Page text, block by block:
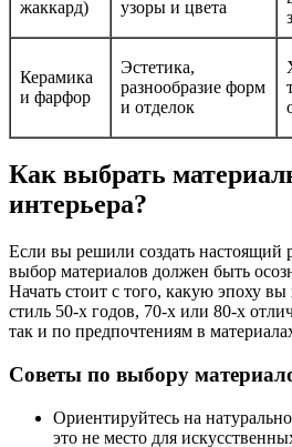
жаккард) узоры и цвета
Керамика
и фарфор
Эстетика,
разнообразие форм
и отделок
Как выбрать
интерьера?
Если вы решили создать настоящий
выбор материалов должен быть
Начать стоит с того, какую эпоху вы
стиль 50-х годов, 70-х или 80-х
так и по предпочтениям в
Советы по выбору
Ориентируйтесь на
это не место для